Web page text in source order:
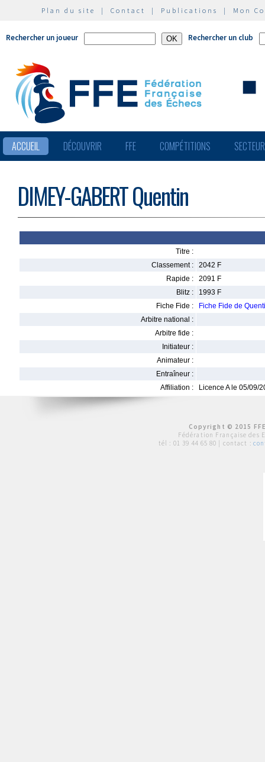
Plan du site | Contact | Publications | Mon
Rechercher un joueur Rechercher un club
ACCUEIL DÉCOUVRIR FFE COMPÉTITIONS
DIMEY-GABERT Quentin
Titre :
Classement :
2042 F
Rapide :
2091 F
Blitz :
1993 F
Fiche Fide :
Fiche Fide de
Arbitre national :
Arbitre fide :
Initiateur :
Animateur :
Entraîneur :
Affiliation :
Licence A le 05/09/
Copyright © 2015
Fédération Française des
tél : 01 39 44 65 80 | contact :